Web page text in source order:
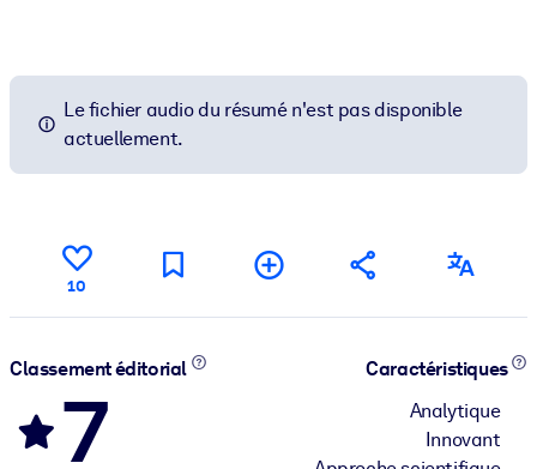
Le fichier audio du résumé n'est pas disponible
actuellement.
10
Classement éditorial
7
Caractéristiques
Analytique
Innovant